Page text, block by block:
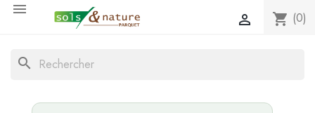

shopping_cart (0)

search